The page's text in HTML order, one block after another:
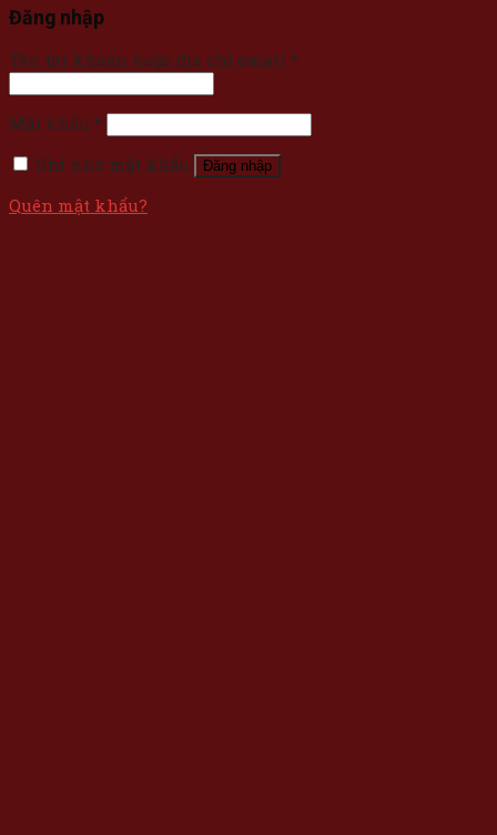
Đăng nhập
Tên tài khoản hoặc địa chỉ email *
Mật khẩu *
Ghi nhớ mật khẩu
Đăng nhập
Quên mật khẩu?